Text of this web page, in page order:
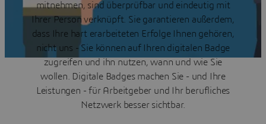
mitnehmen, sind überprüfbar und eindeutig mit
Ihrer Person verknüpft. Sie garantieren außerdem,
dass Ihre hart erarbeiteten Erfolge Ihnen gehören,
nicht uns - Sie können auf Ihren digitalen Badge
zugreifen und ihn nutzen, wann und wie Sie
wollen. Digitale Badges machen Sie - und Ihre
Leistungen - für Arbeitgeber und Ihr berufliches
Netzwerk besser sichtbar.